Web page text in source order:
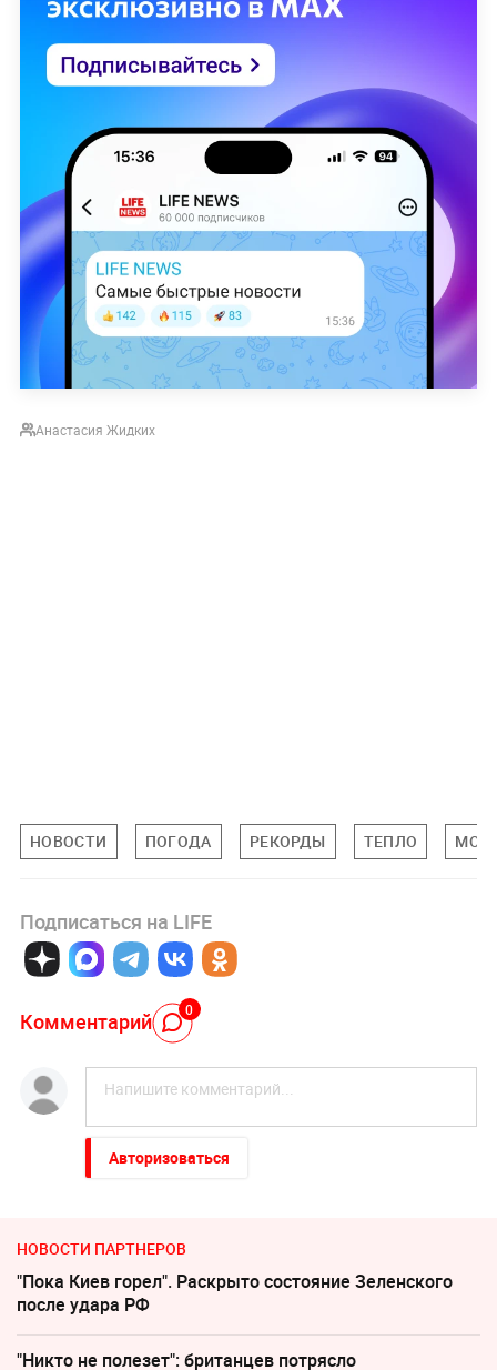
Анастасия Жидких
НОВОСТИ ПОГОДА РЕКОРДЫ ТЕПЛО
Подписаться на LIFE
Комментарий 0
Авторизоваться
НОВОСТИ ПАРТНЕРОВ
"Пока Киев горел". Раскрыто состояние Зеленского
после удара РФ
"Никто не полезет": британцев потрясло